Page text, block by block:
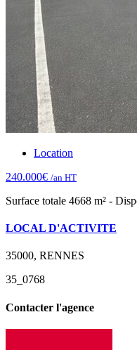
Location
240.000€ /an HT
Surface totale 4668 m² -
LOCAL D'ACTIVITE
35000, RENNES
35_0768
Contacter l'agence